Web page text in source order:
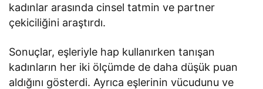
kadınlar arasında cinsel tatmin ve partner
çekiciliğini araştırdı.
Sonuçlar, eşleriyle hap kullanırken tanışan
kadınların her iki ölçümde de daha düşük puan
aldığını gösterdi. Ayrıca eşlerinin vücudunu ve